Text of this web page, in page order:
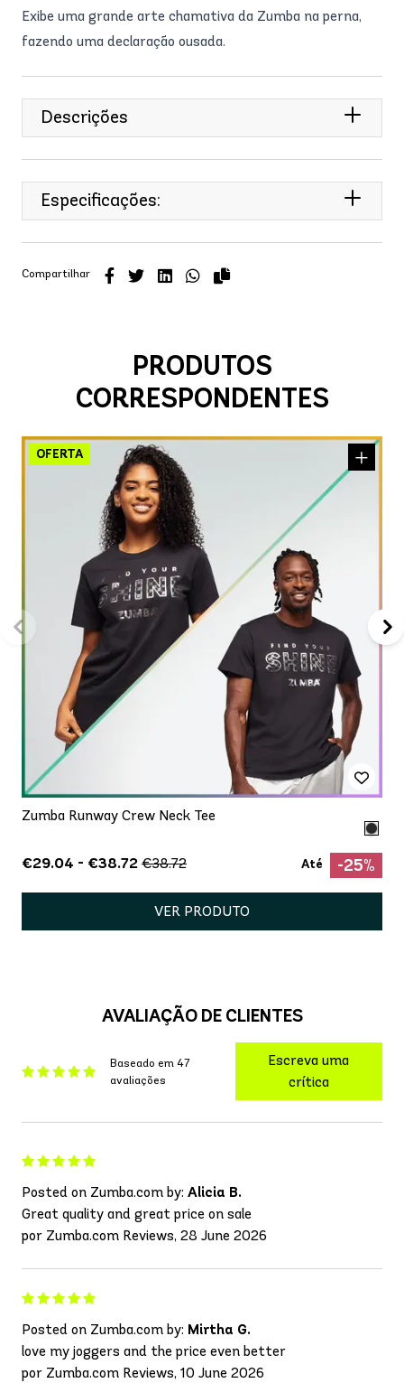
Exibe uma grande arte chamativa da Zumba na perna,
fazendo uma declaração ousada.
Descrições
Especificações:
Compartilhar
PRODUTOS
CORRESPONDENTES
Zumba Runway Crew Neck Tee
€29.04 - €38.72 €38.72 Até -25%
VER PRODUTO
AVALIAÇÃO DE CLIENTES
Baseado em 47
avaliações
Escreva uma
crítica
Posted on Zumba.com by: Alicia B.
Great quality and great price on sale
por Zumba.com Reviews, 28 June 2026
Posted on Zumba.com by: Mirtha G.
love my joggers and the price even better
por Zumba.com Reviews, 10 June 2026